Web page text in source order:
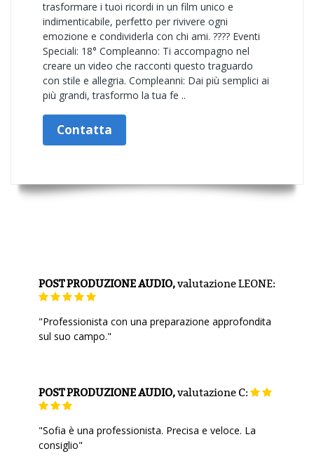
trasformare i tuoi ricordi in un film unico e
indimenticabile, perfetto per rivivere ogni
emozione e condividerla con chi ami. ????️ Eventi
Speciali: 18° Compleanno: Ti accompagno nel
creare un video che racconti questo traguardo
con stile e allegria. Compleanni: Dai più semplici ai
più grandi, trasformo la tua fe ..
Contatta
POST PRODUZIONE AUDIO,valutazioneLEONE:
"Professionista con una preparazione approfondita
sul suo campo."
POST PRODUZIONE AUDIO,valutazioneC:
"Sofia è una professionista. Precisa e veloce. La
consiglio"